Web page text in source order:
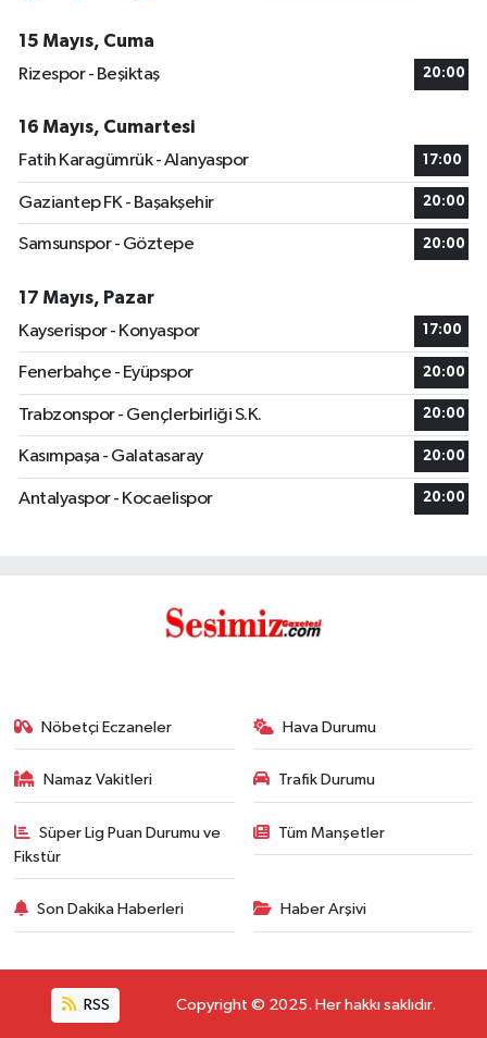
15 Mayıs, Cuma
Rizespor - Beşiktaş
20:00
16 Mayıs, Cumartesi
Fatih Karagümrük - Alanyaspor
17:00
Gaziantep FK - Başakşehir 20:00
Samsunspor - Göztepe 20:00
17 Mayıs, Pazar
Kayserispor - Konyaspor
17:00
Fenerbahçe - Eyüpspor 20:00
Trabzonspor - Gençlerbirliği S.K. 20:00
Kasımpaşa - Galatasaray 20:00
Antalyaspor - Kocaelispor 20:00
Nöbetçi Eczaneler Hava Durumu
Namaz Vakitleri Trafik Durumu
Süper Lig Puan Durumu ve
Fikstür
Tüm Manşetler
Son Dakika Haberleri Haber Arşivi
RSS Copyright © 2025. Her hakkı saklıdır.